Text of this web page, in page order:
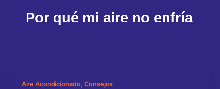
Por qué mi aire no enfría
Aire Acondicionado,Consejos